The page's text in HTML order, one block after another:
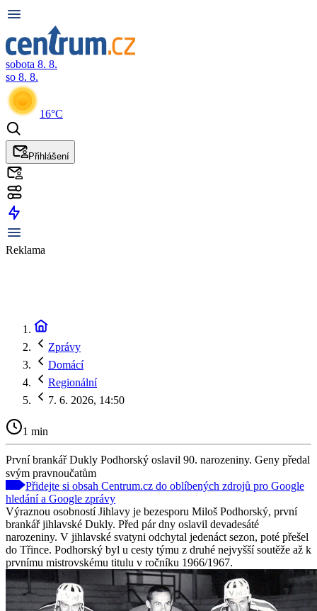
sobota 8. 8.
so 8. 8.
16°C
Přihlášení
Reklama
Zprávy
Domácí
Regionální
7. 6. 2026, 14:50
1 min
První brankář Dukly Podhorský oslavil 90. narozeniny. Geny předal
svým pravnoučatům
Přidejte si obsah Centrum.cz do oblíbených zdrojů pro Google
hledání a Google zprávy
Výraznou osobností Jihlavy je bezesporu Miloš Podhorský, první
brankář jihlavské Dukly. Před pár dny oslavil devadesáté
narozeniny. V jihlavské svatyni odchytal jedenáct sezon, poté přešel
do Třince. Podhorský byl u cesty týmu z druhé nejvyšší soutěže až k
prvnímu mistrovskému titulu v ročníku 1966/1967.